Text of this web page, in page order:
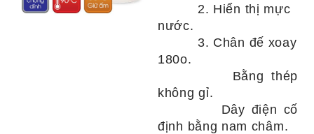
2. Hiển thị mực
nước.
3. Chân đế xoay
180o.
Bằng thép
không gỉ.
Dây điện cố
định bằng nam châm.